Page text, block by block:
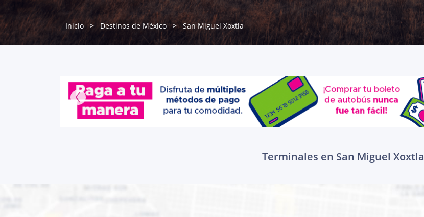
Inicio Destinos de México San Miguel Xoxtla
Terminales en San Miguel Xoxtla